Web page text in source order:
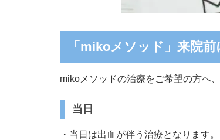
「mikoメソッド」来院
mikoメソッドの治療をご希望の方へ
当日
・当日は出血が伴う治療となります